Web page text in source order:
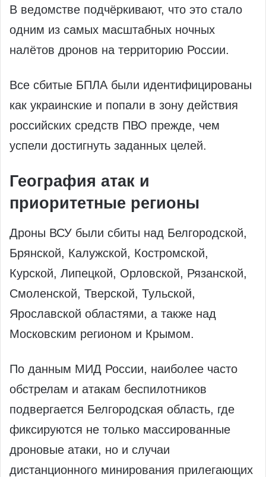
В ведомстве подчёркивают, что это стало
одним из самых масштабных ночных
налётов дронов на территорию России.
Все сбитые БПЛА были идентифицированы
как украинские и попали в зону действия
российских средств ПВО прежде, чем
успели достигнуть заданных целей.
География атак и
приоритетные регионы
Дроны ВСУ были сбиты над Белгородской,
Брянской, Калужской, Костромской,
Курской, Липецкой, Орловской, Рязанской,
Смоленской, Тверской, Тульской,
Ярославской областями, а также над
Московским регионом и Крымом.
По данным МИД России, наиболее часто
обстрелам и атакам беспилотников
подвергается Белгородская область, где
фиксируются не только массированные
дроновые атаки, но и случаи
дистанционного минирования прилегающих